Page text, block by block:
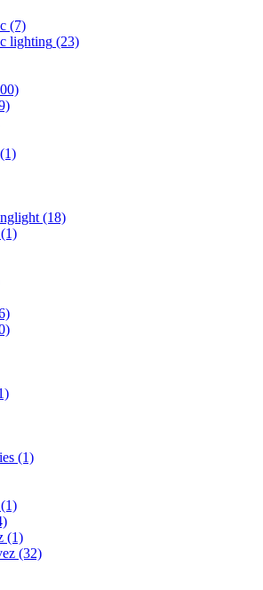
(7)
lighting (23)
(1)
(18)
(1)
(1)
(1)
(1)
(32)